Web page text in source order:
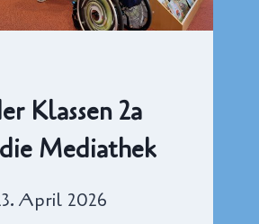
Klassen 2a
Mediathek
April 2026